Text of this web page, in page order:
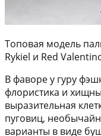
Топовая модель
Rykiel и Red
В фаворе у гуру
флористика и
выразительная
пуговиц,
варианты в виде